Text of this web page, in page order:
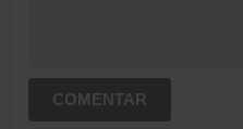
COMENTAR